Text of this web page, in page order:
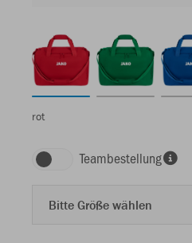
rot
Teambestellung
Bitte Größe wählen